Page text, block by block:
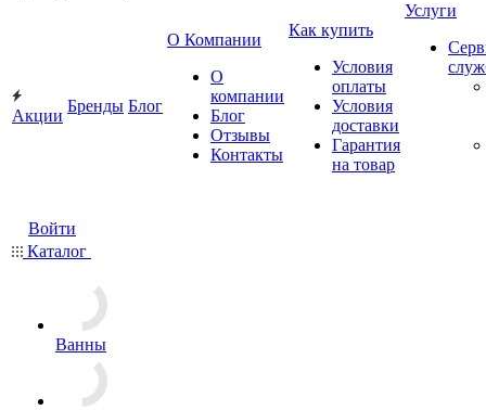
Акции
Бренды Блог
О Компании
О
компании
Блог
Отзывы
Контакты
Как купить
Условия
оплаты
Условия
доставки
Гарантия
на товар
Услуги
Войти
Каталог
Ванны